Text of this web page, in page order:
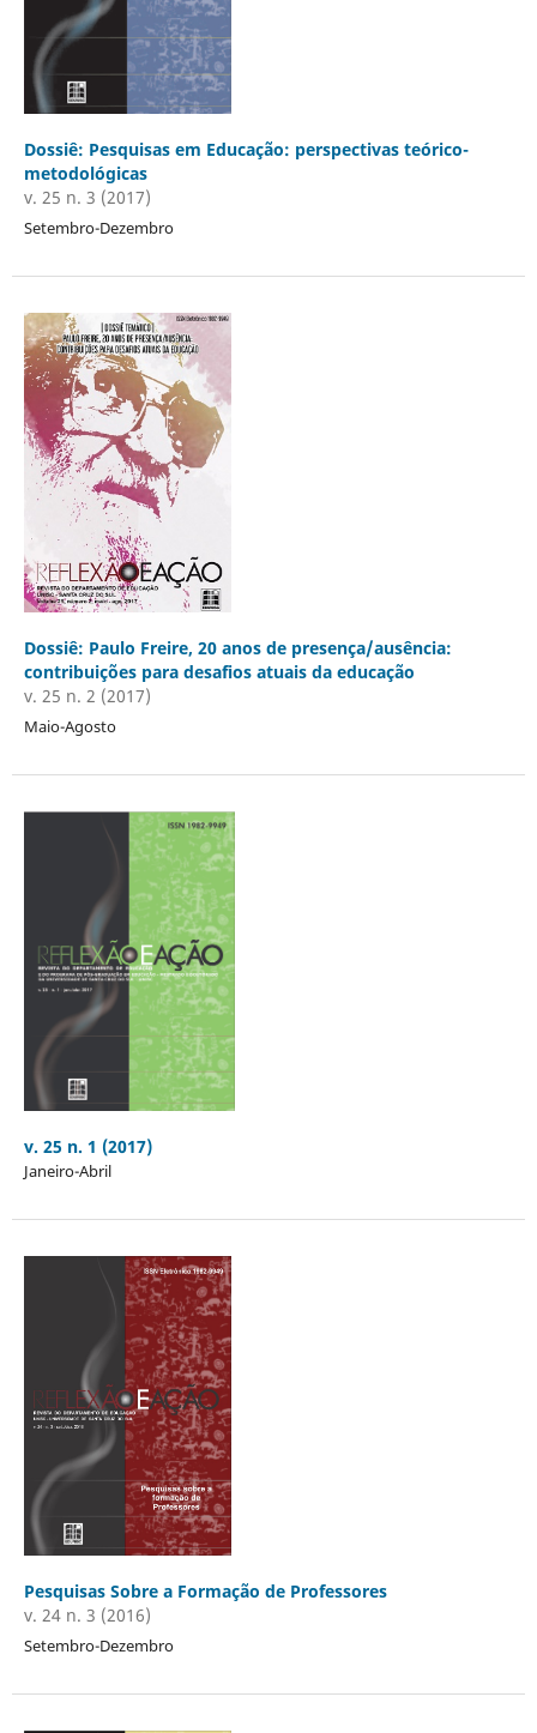
Dossiê: Pesquisas em Educação: perspectivas teórico-
metodológicas
v. 25 n. 3 (2017)
Setembro-Dezembro
Dossiê: Paulo Freire, 20 anos de presença/ausência:
contribuições para desafios atuais da educação
v. 25 n. 2 (2017)
Maio-Agosto
v. 25 n. 1 (2017)
Janeiro-Abril
Pesquisas Sobre a Formação de Professores
v. 24 n. 3 (2016)
Setembro-Dezembro